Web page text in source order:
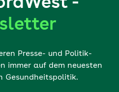
-
Presse- und Politik-
immer auf dem neuesten
Gesundheitspolitik.